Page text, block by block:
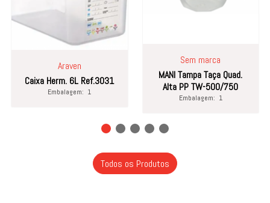
Araven
Caixa Herm. 6L Ref.3031
Embalagem: 1
Sem marca
MANI Tampa Taça Quad.
Alta PP TW-500/750
Embalagem: 1
Todos os Produtos